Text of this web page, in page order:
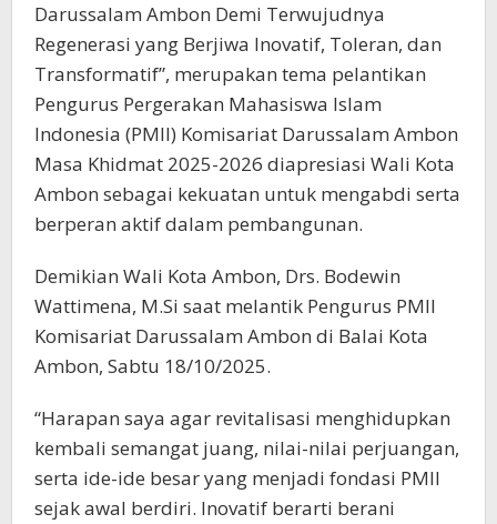
Darussalam Ambon Demi Terwujudnya
Regenerasi yang Berjiwa Inovatif, Toleran, dan
Transformatif”, merupakan tema pelantikan
Pengurus Pergerakan Mahasiswa Islam
Indonesia (PMII) Komisariat Darussalam Ambon
Masa Khidmat 2025-2026 diapresiasi Wali Kota
Ambon sebagai kekuatan untuk mengabdi serta
berperan aktif dalam pembangunan.
Demikian Wali Kota Ambon, Drs. Bodewin
Wattimena, M.Si saat melantik Pengurus PMII
Komisariat Darussalam Ambon di Balai Kota
Ambon, Sabtu 18/10/2025.
“Harapan saya agar revitalisasi menghidupkan
kembali semangat juang, nilai-nilai perjuangan,
serta ide-ide besar yang menjadi fondasi PMII
sejak awal berdiri. Inovatif berarti berani